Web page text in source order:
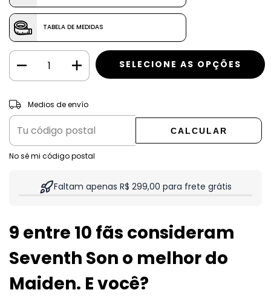
TABELA DE MEDIDAS
Entregas para el CP:
Medios de envío
CALCULAR
No sé mi código postal
Faltam apenas R$ 299,00 para frete grátis
9 entre 10 fãs consideram
Seventh Son o melhor do
Maiden. E você?